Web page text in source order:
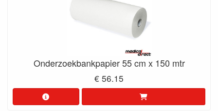
Onderzoekbankpapier 55 cm x 150 mtr
€ 56.15